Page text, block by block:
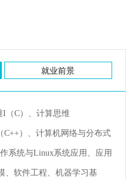
就业前景
（C）、计算思维
）、计算机网络与分布式
系统与Linux系统应用、应用
、软件工程、机器学习基